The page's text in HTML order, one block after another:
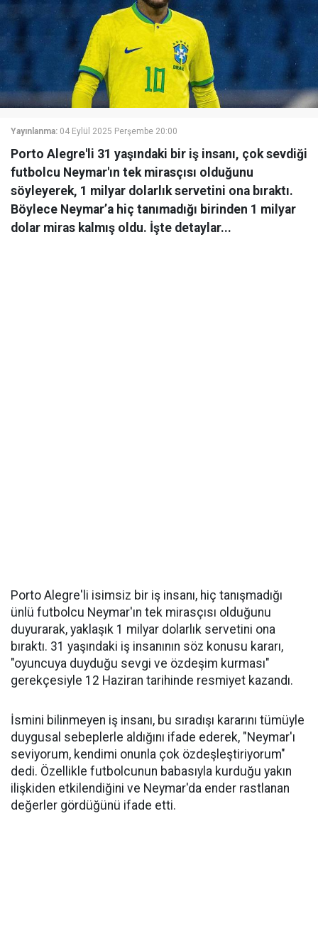
Yayınlanma: 04 Eylül 2025 Perşembe 20:00
Porto Alegre'li 31 yaşındaki bir iş insanı, çok sevdiği
futbolcu Neymar'ın tek mirasçısı olduğunu
söyleyerek, 1 milyar dolarlık servetini ona bıraktı.
Böylece Neymar’a hiç tanımadığı birinden 1 milyar
dolar miras kalmış oldu. İşte detaylar...
Porto Alegre'li isimsiz bir iş insanı, hiç tanışmadığı
ünlü futbolcu Neymar'ın tek mirasçısı olduğunu
duyurarak, yaklaşık 1 milyar dolarlık servetini ona
bıraktı. 31 yaşındaki iş insanının söz konusu kararı,
"oyuncuya duyduğu sevgi ve özdeşim kurması"
gerekçesiyle 12 Haziran tarihinde resmiyet kazandı.
İsmini bilinmeyen iş insanı, bu sıradışı kararını tümüyle
duygusal sebeplerle aldığını ifade ederek, "Neymar'ı
seviyorum, kendimi onunla çok özdeşleştiriyorum"
dedi. Özellikle futbolcunun babasıyla kurduğu yakın
ilişkiden etkilendiğini ve Neymar'da ender rastlanan
değerler gördüğünü ifade etti.